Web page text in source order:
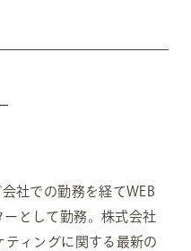
社での勤務を経てWEB
として勤務。株式会社
ティングに関する最新の